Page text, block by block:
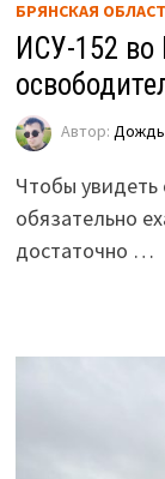
БРЯНСКАЯ
ИСУ-152
Автор: Дождь
Чтобы увидеть
обязательно
достаточно …